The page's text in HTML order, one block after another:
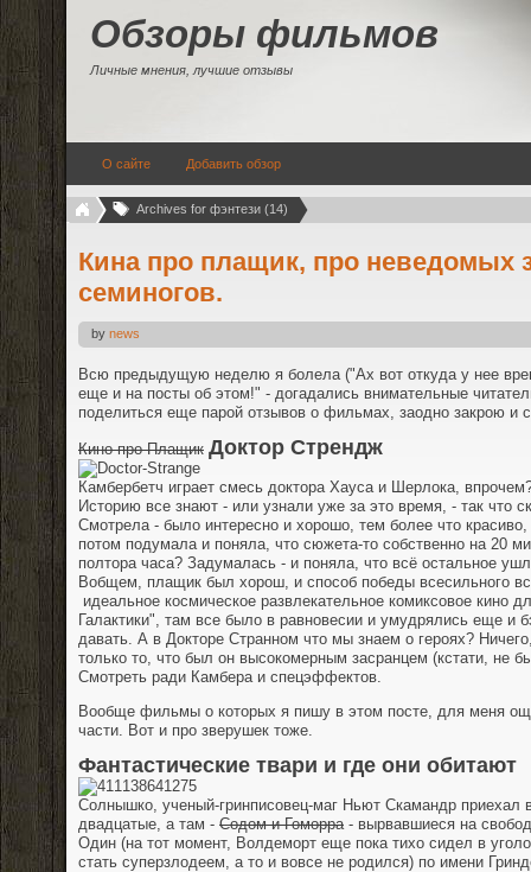
Обзоры фильмов
Личные мнения, лучшие отзывы
О сайте Добавить обзор
Archives for фэнтези (14)
Кина про плащик, про неведомых
семиногов.
by news
Всю предыдущую неделю я болела ("Ах вот откуда у нее
еще и на посты об этом!" - догадались внимательные
поделиться еще парой отзывов о фильмах, заодно закрою и
Кино про Плащик Доктор Стрендж
Камбербетч играет смесь доктора Хауса и Шерлока,
Историю все знают - или узнали уже за это время, - так что
Смотрела - было интересно и хорошо, тем более что
потом подумала и поняла, что сюжета-то собственно на 20
полтора часа? Задумалась - и поняла, что всё остальное
Вобщем, плащик был хорош, и способ победы всесильного
идеальное космическое развлекательное комиксовое кино
Галактики", там все было в равновесии и умудрялись еще и
давать. А в Докторе Странном что мы знаем о героях?
только то, что был он высокомерным засранцем (кстати, не
Смотреть ради Камбера и спецэффектов.
Вообще фильмы о которых я пишу в этом посте, для меня
части. Вот и про зверушек тоже.
Фантастические твари и где они обитают
Солнышко, ученый-гринписовец-маг Ньют Скамандр
двадцатые, а там - Содом и Гоморра - вырвавшиеся на
Один (на тот момент, Волдеморт еще пока тихо сидел в
стать суперзлодеем, а то и вовсе не родился) по имени